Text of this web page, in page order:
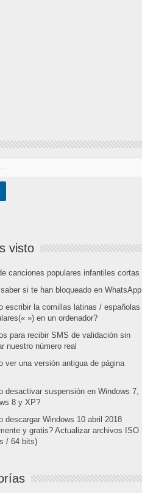
visto
canciones populares infantiles cortas
si te han bloqueado en WhatsApp
escribir la comillas latinas / españolas
») en un ordenador?
para recibir SMS de validación sin
nuestro número real
ver una versión antigua de página
desactivar suspensión en Windows 7,
8 y XP?
descargar Windows 10 abril 2018
y gratis? Actualizar archivos ISO
/ 64 bits)